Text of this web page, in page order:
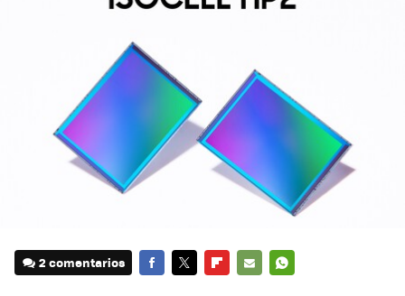
2 comentarios